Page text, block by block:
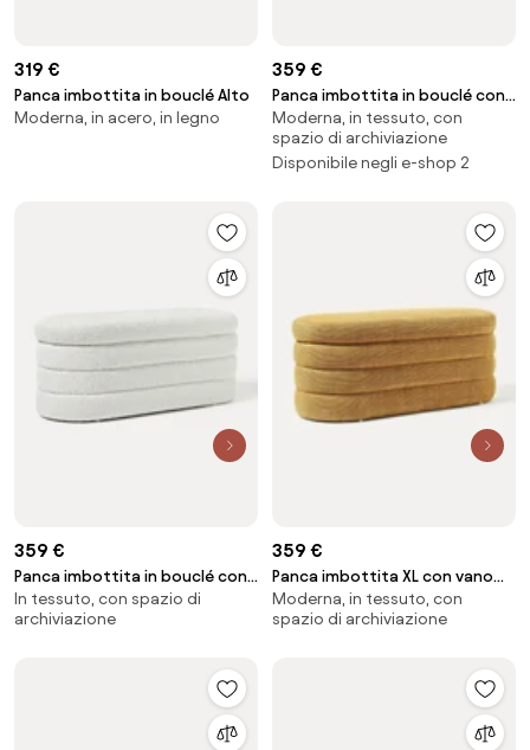
319 €
Panca imbottita in bouclé Alto
Moderna, in acero, in legno
359 €
Panca imbottita in bouclé con
vano contenitore Alto
Moderna, in tessuto, con
spazio di archiviazione
Disponibile negli e-shop 2
359 €
Panca imbottita in bouclé con
vano contenitore Alto
In tessuto, con spazio di
archiviazione
359 €
Panca imbottita XL con vano
contenitore Alto
Moderna, in tessuto, con
spazio di archiviazione